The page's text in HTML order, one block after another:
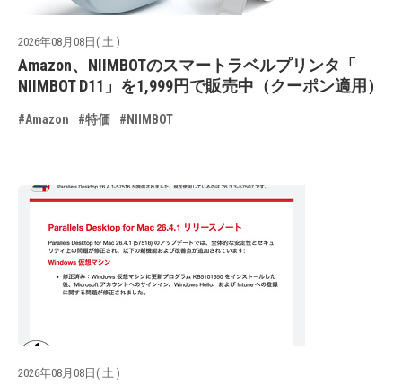
2026年08月08日( 土 )
Amazon、NIIMBOTのスマートラベルプリンタ「
NIIMBOT D11」を1,999円で販売中（クーポン適用）
#Amazon #特価 #NIIMBOT
2026年08月08日( 土 )